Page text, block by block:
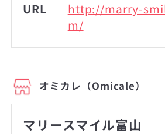
URL
http://marry-
m/
オミカレ（Omicale）
マリースマイル富山